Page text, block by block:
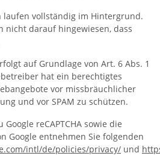
laufen vollständig im Hintergrund.
nicht darauf hingewiesen, dass
auf Grundlage von Art. 6 Abs. 1
hat ein berechtigtes
vor missbräuchlicher
und vor SPAM zu schützen.
reCAPTCHA sowie die
Google entnehmen Sie folgenden
intl/de/policies/privacy/ und